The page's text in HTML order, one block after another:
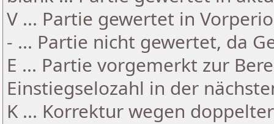
V ... Partie gewertet in
- ... Partie nicht gewertet, da
E ... Partie vorgemerkt zur
Einstiegselozahl in der
K ... Korrektur wegen